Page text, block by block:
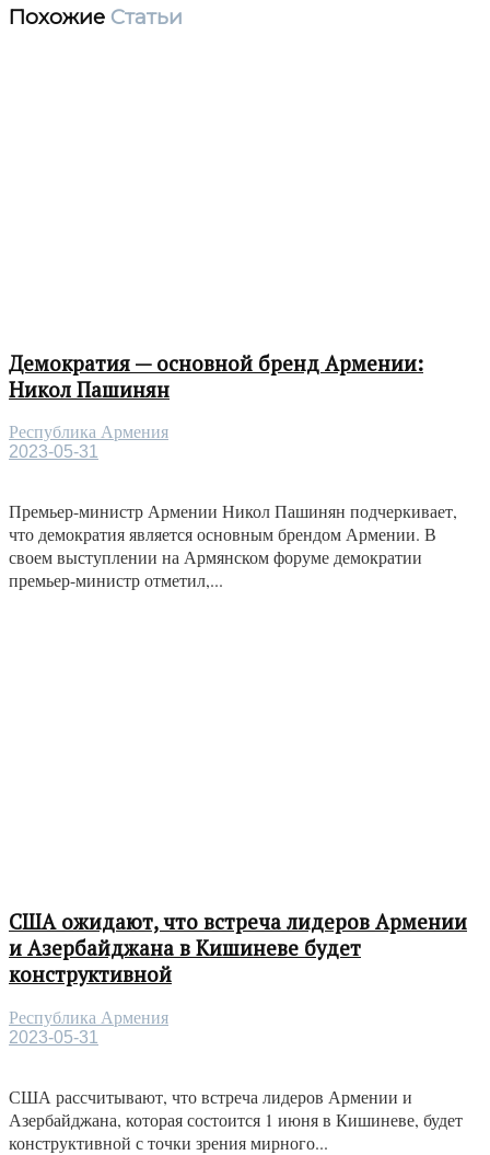
Похожие Статьи
Демократия — основной бренд Армении:
Никол Пашинян
Республика Армения
2023-05-31
Премьер-министр Армении Никол Пашинян подчеркивает,
что демократия является основным брендом Армении. В
своем выступлении на Армянском форуме демократии
премьер-министр отметил,...
США ожидают, что встреча лидеров Армении
и Азербайджана в Кишиневе будет
конструктивной
Республика Армения
2023-05-31
США рассчитывают, что встреча лидеров Армении и
Азербайджана, которая состоится 1 июня в Кишиневе, будет
конструктивной с точки зрения мирного...